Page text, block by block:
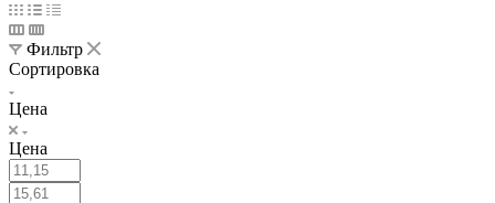
Фильтр
Сортировка
Цена
Цена